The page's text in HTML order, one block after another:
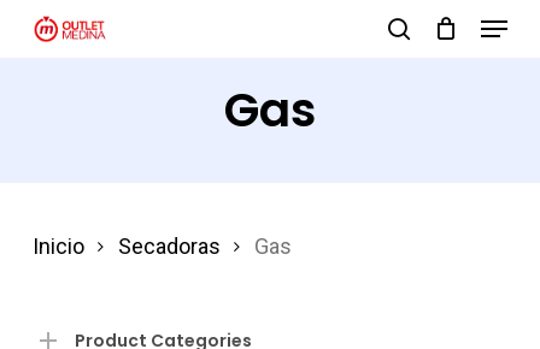
Skip
Menu
Gas
Inicio Secadoras Gas
Product Categories